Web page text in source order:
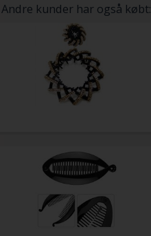
Andre kunder har også købt: